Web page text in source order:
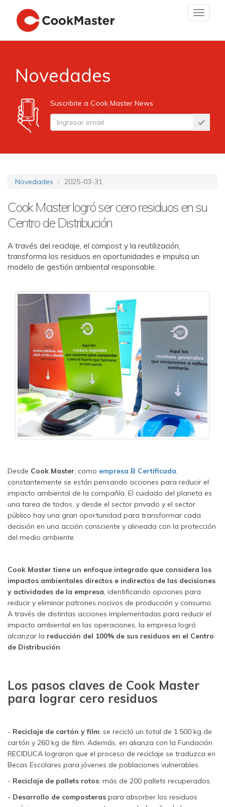
Toggle
Novedades
Suscribite a Cook Master News
Novedades 2025-03-31
Cook Master logró ser cero residuos en su
Centro de Distribución
A través del reciclaje, el compost y la reutilización,
transforma los residuos en oportunidades e impulsa un
modelo de gestión ambiental responsable.
Desde Cook Master , como empresa B Certificada
constantemente se están pensando acciones para reducir el
impacto ambiental de la compañía. El cuidado del planeta es
una tarea de todos, y desde el sector privado y el sector
público hay una gran oportunidad para transformar cada
decisión en una acción consciente y alineada con la protección
del medio ambiente.
Cook Master tiene un enfoque integrado que considera los
impactos ambientales directos e indirectos de las decisiones
y actividades de la empresa , identificando opciones para
reducir y eliminar patrones nocivos de producción y consumo.
A través de distintas acciones implementadas para reducir el
impacto ambiental en las operaciones, la empresa logró
alcanzar la reducción del 100% de sus residuos en el Centro
de Distribución
Los pasos claves de Cook Master
para lograr cero residuos
- Reciclaje de cartón y film: se recicló un total de 1.500 kg de
cartón y 260 kg de film. Además, en alianza con la Fundación
RECIDUCA lograron que el proceso de reciclaje se traduzca en
Becas Escolares para jóvenes de poblaciones vulnerables.
- Reciclaje de pallets rotos: más de 200 pallets recuperados.
- Desarrollo de composteras para absorber los residuos